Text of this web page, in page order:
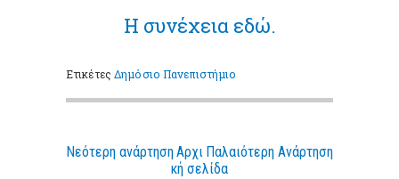
Η συνέχεια εδώ.
ΕτικέτεςΔημόσιο Πανεπιστήμιο
Νεότερη ανάρτηση Παλαιότερη Ανάρτηση
Αρχι
κή σελίδα